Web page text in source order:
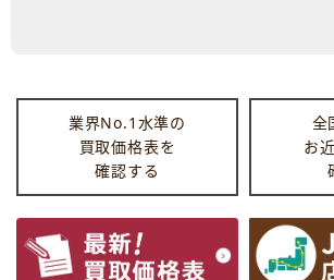
業界No.1水準の
買取価格表を
確認する
全
お